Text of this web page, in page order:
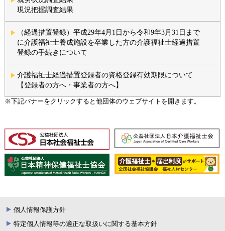
現況把握調査結果
（経過措置登録）平成29年4月1日から令和9年3月31日まで
に介護福祉士養成施設を卒業した方の介護福祉士経過措置
登録の手続きについて
介護福祉士経過措置登録者の資格登録有効期限について
【登録者の方へ・事業者の方へ】
※下記バナーをクリックすると他団体のウェブサイトを開きます。
個人情報保護方針
特定個人情報等の適正な取扱いに関する基本方針